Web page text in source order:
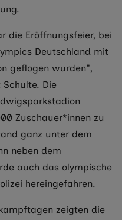
die Eröffnungsfeier, bei
Deutschland mit
geflogen wurden",
Die
Zuschauer*innen zu
ganz unter dem
neben dem
auch das olympische
hereingefahren.
zeigten die